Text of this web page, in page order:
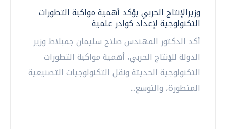
وزيرالإنتاج الحربي يؤكد أهمية مواكبة التطورات
التكنولوجية لإعداد كوادر علمية
أكد الدكتور المهندس صلاح سليمان جمبلاط وزير
الدولة للإنتاج الحربي، أهمية مواكبة التطورات
التكنولوجية الحديثة ونقل التكنولوجيات التصنيعية
المتطورة، والتوسع...